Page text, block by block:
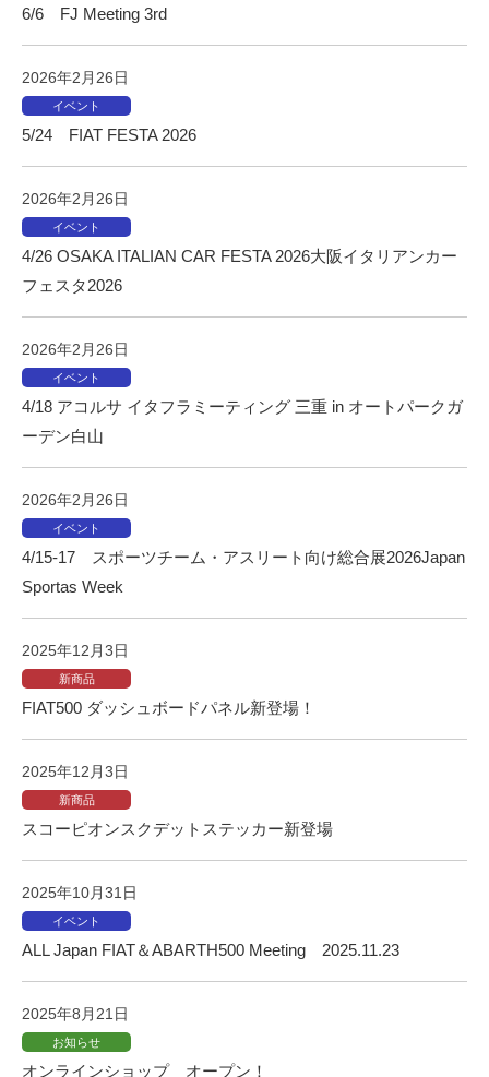
衛
ザ
イ
得
意
と
し
り
ま
ン
ル
な
も
ご
出
来
ま
す
。
ク
ン
ト
6/6 FJ Meeting 3rd
2026年2月26日
イベント
5/24 FIAT FESTA 2026
2026年2月26日
イベント
4/26 OSAKA ITALIAN CAR FESTA 2026大阪イタリアンカー
フェスタ2026
2026年2月26日
イベント
4/18 アコルサ イタフラミーティング 三重 in オートパークガ
ーデン白山
2026年2月26日
イベント
4/15-17 スポーツチーム・アスリート向け総合展2026Japan
Sportas Week
2025年12月3日
新商品
FIAT500 ダッシュボードパネル新登場！
2025年12月3日
新商品
スコーピオンスクデットステッカー新登場
2025年10月31日
イベント
ALL Japan FIAT＆ABARTH500 Meeting 2025.11.23
2025年8月21日
お知らせ
オンラインショップ オープン！